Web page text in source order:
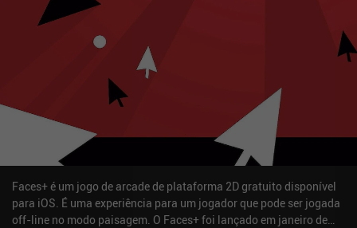
Faces+ é um jogo de arcade de plataforma 2D gratuito disponível
para iOS. É uma experiência para um jogador que pode ser jogada
off-line no modo paisagem. O Faces+ foi lançado em janeiro de